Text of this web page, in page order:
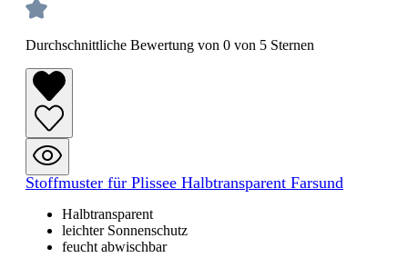
Durchschnittliche Bewertung von 0 von 5 Sternen
Stoffmuster für Plissee Halbtransparent Farsund
Halbtransparent
leichter Sonnenschutz
feucht abwischbar